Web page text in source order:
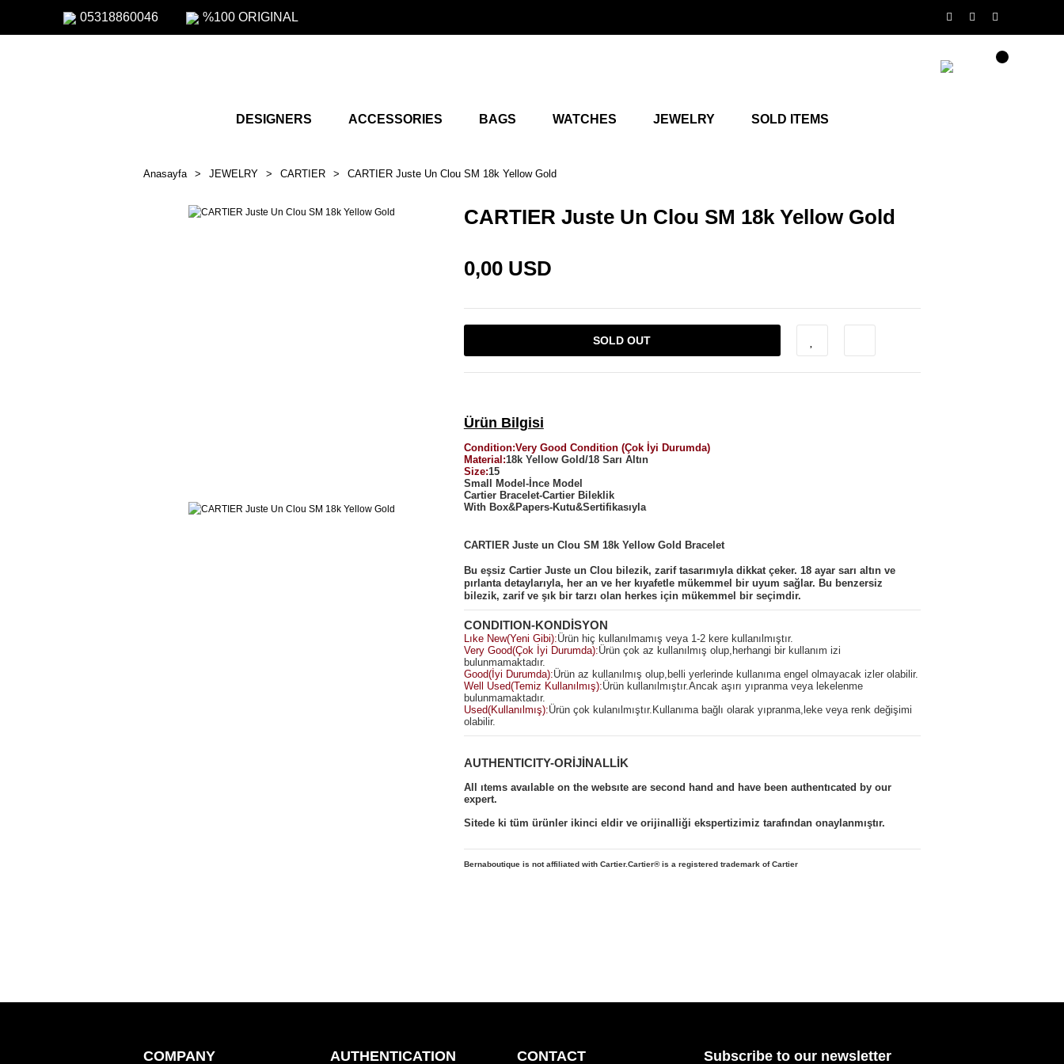
05318860046 %100 ORIGINAL
DESIGNERS ACCESSORIES BAGS WATCHES JEWELRY SOLD ITEMS
Anasayfa JEWELRY CARTIER CARTIER Juste Un Clou SM 18k Yellow Gold
CARTIER Juste Un Clou SM 18k Yellow Gold
0,00 USD
SOLD OUT
Ürün Bilgisi
Condition:Very Good Condition (Çok İyi Durumda)
Material:18k Yellow Gold/18 Sarı Altın
Size:15
Small Model-İnce Model
Cartier Bracelet-Cartier Bileklik
With Box&Papers-Kutu&Sertifikasıyla
CARTIER Juste un Clou SM 18k Yellow Gold Bracelet
Bu eşsiz Cartier Juste un Clou bilezik, zarif tasarımıyla dikkat çeker. 18 ayar sarı altın ve
pırlanta detaylarıyla, her an ve her kıyafetle mükemmel bir uyum sağlar. Bu benzersiz
bilezik, zarif ve şık bir tarzı olan herkes için mükemmel bir seçimdir.
CONDITION-KONDİSYON
Lıke New(Yeni Gibi):Ürün hiç kullanılmamış veya 1-2 kere kullanılmıştır.
Very Good(Çok İyi Durumda):Ürün çok az kullanılmış olup,herhangi bir kullanım izi
bulunmamaktadır.
Good(İyi Durumda):Ürün az kullanılmış olup,belli yerlerinde kullanıma engel olmayacak izler olabilir.
Well Used(Temiz Kullanılmış):Ürün kullanılmıştır.Ancak aşırı yıpranma veya lekelenme
bulunmamaktadır.
Used(Kullanılmış):Ürün çok kulanılmıştır.Kullanıma bağlı olarak yıpranma,leke veya renk değişimi
olabilir.
AUTHENTICITY-ORİJİNALLİK
All ıtems avaılable on the websıte are second hand and have been authentıcated by our
expert.
Sitede ki tüm ürünler ikinci eldir ve orijinalliği ekspertizimiz tarafından onaylanmıştır.
Bernaboutique is not affiliated with Cartier.Cartier® is a registered trademark of Cartier
COMPANY AUTHENTICATION CONTACT Subscribe to our newsletter